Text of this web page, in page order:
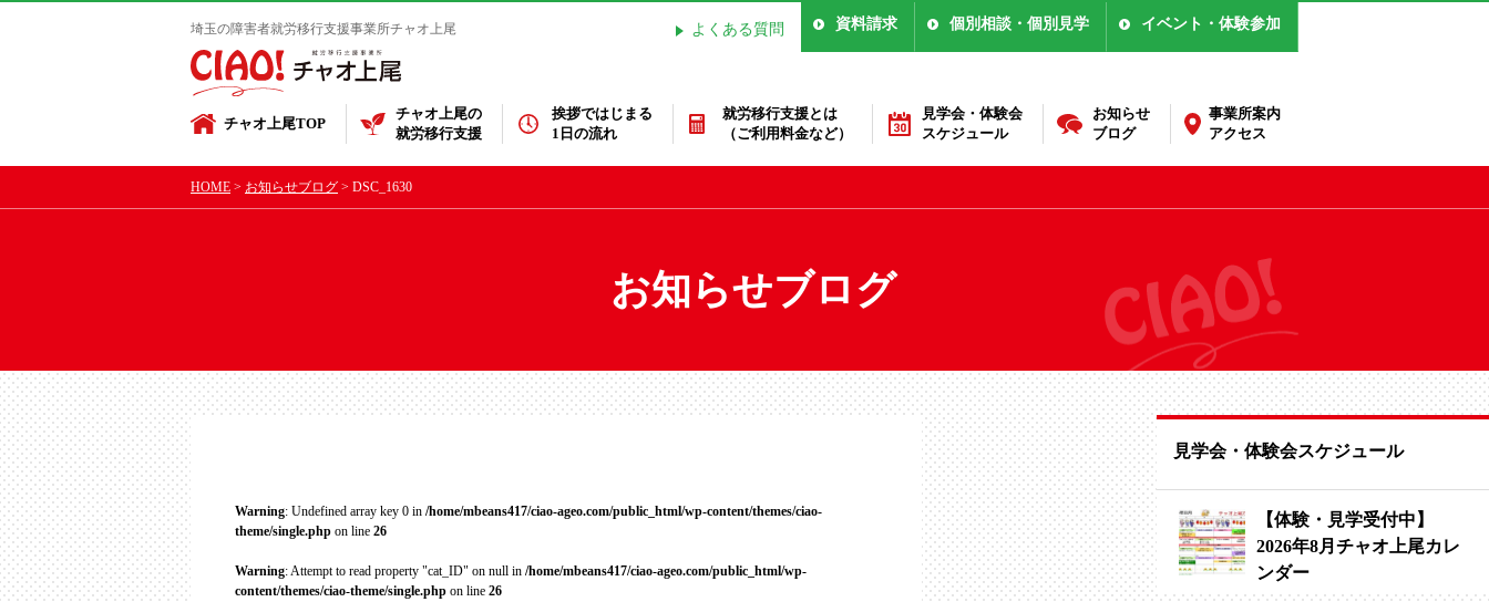
埼玉の障害者就労移行支援事業所チャオ上尾 よくある質問 資料請求 個別相談・個別見学 イベント・体験参加
チャオ上尾TOP
チャオ上尾の
就労移行支援
挨拶ではじまる
1日の流れ
就労移行支援とは
（ご利用料金など）
見学会・体験会
スケジュール
お知らせ
ブログ
事業所案内
アクセス
HOME お知らせブログ DSC_1630
お知らせブログ
Warning: Undefined array key 0 in /home/mbeans417/ciao-ageo.com/public_html/wp-content/themes/ciao-
theme/single.php on line 26
Warning: Attempt to read property "cat_ID" on null in /home/mbeans417/ciao-ageo.com/public_html/wp-
content/themes/ciao-theme/single.php on line 26
見学会・体験会スケジュール
【体験・見学受付中】
2026年8月チャオ上尾カレ
ンダー